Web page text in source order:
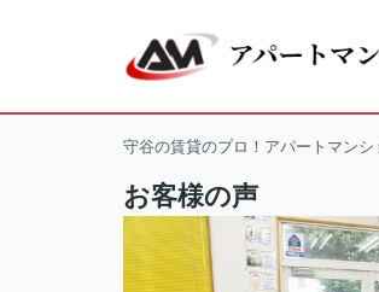
守谷の賃貸のプロ！アパートマンシ
お客様の声